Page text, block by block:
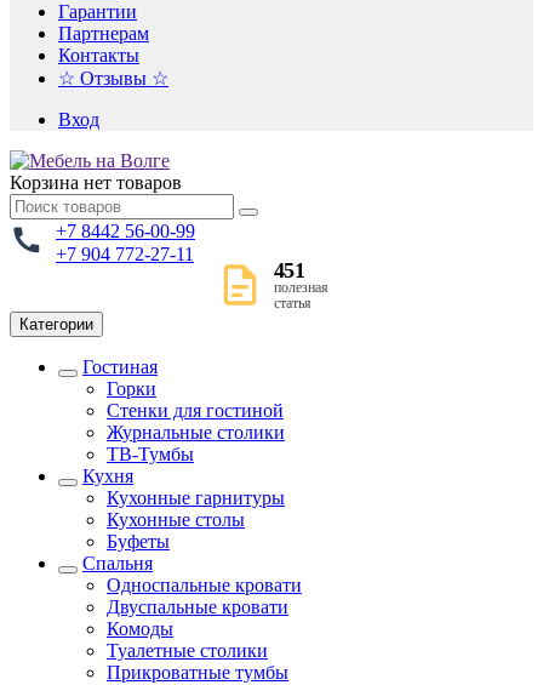
Гарантии
Партнерам
Контакты
☆ Отзывы ☆
Вход
Корзина нет товаров
+7 8442 56-00-99
+7 904 772-27-11
451
полезная
статья
Категории
Гостиная
Горки
Стенки для гостиной
Журнальные столики
TВ-Тумбы
Кухня
Кухонные гарнитуры
Кухонные столы
Буфеты
Спальня
Односпальные кровати
Двуспальные кровати
Комоды
Туалетные столики
Прикроватные тумбы